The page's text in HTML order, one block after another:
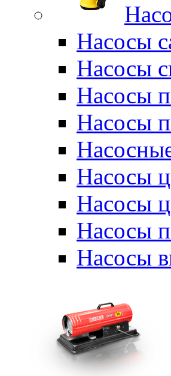
Насосы
Насосы
Насосы
Насосы
Насосы
Насосы
Насосы
Насосы